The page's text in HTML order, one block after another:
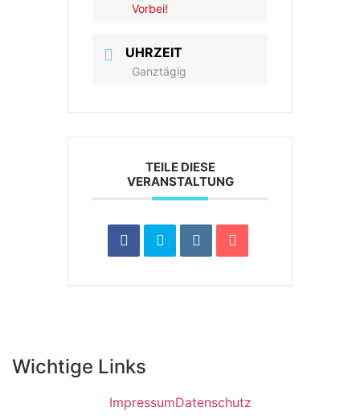
Vorbei!
UHRZEIT
Ganztägig
TEILE DIESE
VERANSTALTUNG
Wichtige Links
ImpressumDatenschutz